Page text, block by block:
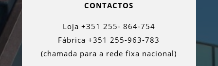
CONTACTOS
Loja +351 255- 864-754
Fábrica +351 255-963-783
(chamada para a rede fixa nacional)